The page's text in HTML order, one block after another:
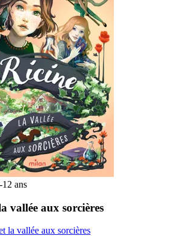
ans
vallée aux sorcières
la vallée aux sorcières